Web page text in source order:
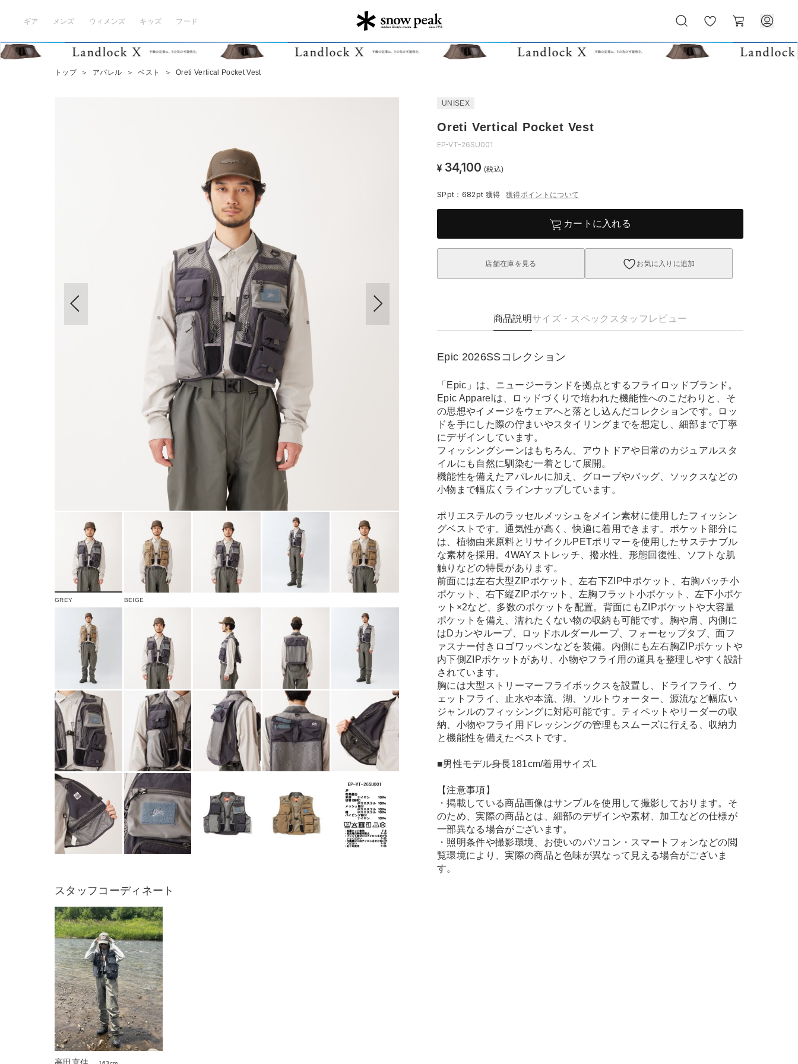
ギア メンズ ウィメンズ キッズ フード
気
に
ー
ト
トップ ＞ アパレル ＞ ベスト ＞ Oreti Vertical Pocket Vest
GREY BEIGE
UNISEX
Oreti Vertical Pocket Vest
EP-VT-26SU001
¥ 34,100 (税込)
SPpt：682pt 獲得 獲得ポイントについて
カートに入れる
店舗在庫を見る お気に入りに追加
商品説明サイズ・スペック スタッフレビュー
Epic 2026SSコレクション
「Epic」は、ニュージーランドを拠点とするフライロッドブランド。
Epic Apparelは、ロッドづくりで培われた機能性へのこだわりと、そ
の思想やイメージをウェアへと落とし込んだコレクションです。ロッ
ドを手にした際の佇まいやスタイリングまでを想定し、細部まで丁寧
にデザインしています。
フィッシングシーンはもちろん、アウトドアや日常のカジュアルスタ
イルにも自然に馴染む一着として展開。
機能性を備えたアパレルに加え、グローブやバッグ、ソックスなどの
小物まで幅広くラインナップしています。
ポリエステルのラッセルメッシュをメイン素材に使用したフィッシン
グベストです。通気性が高く、快適に着用できます。ポケット部分に
は、植物由来原料とリサイクルPETポリマーを使用したサステナブル
な素材を採用。4WAYストレッチ、撥水性、形態回復性、ソフトな肌
触りなどの特長があります。
前面には左右大型ZIPポケット、左右下ZIP中ポケット、右胸パッチ小
ポケット、右下縦ZIPポケット、左胸フラット小ポケット、左下小ポケ
ット×2など、多数のポケットを配置。背面にもZIPポケットや大容量
ポケットを備え、濡れたくない物の収納も可能です。胸や肩、内側に
はDカンやループ、ロッドホルダーループ、フォーセップタブ、面フ
ァスナー付きロゴワッペンなどを装備。内側にも左右胸ZIPポケットや
内下側ZIPポケットがあり、小物やフライ用の道具を整理しやすく設計
されています。
胸には大型ストリーマーフライボックスを設置し、ドライフライ、ウ
ェットフライ、止水や本流、湖、ソルトウォーター、源流など幅広い
ジャンルのフィッシングに対応可能です。ティペットやリーダーの収
納、小物やフライ用ドレッシングの管理もスムーズに行える、収納力
と機能性を備えたベストです。
■男性モデル身長181cm/着用サイズL
【注意事項】
・掲載している商品画像はサンプルを使用して撮影しております。そ
のため、実際の商品とは、細部のデザインや素材、加工などの仕様が
一部異なる場合がございます。
・照明条件や撮影環境、お使いのパソコン・スマートフォンなどの閲
覧環境により、実際の商品と色味が異なって見える場合がございま
す。
スタッフコーディネート
高田京佳